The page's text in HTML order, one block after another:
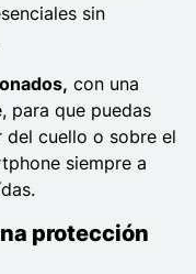
sin
con una
para que puedas
cuello o sobre el
siempre a
protección